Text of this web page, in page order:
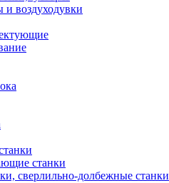
воздуходувки
станки
сверлильно-долбежные станки